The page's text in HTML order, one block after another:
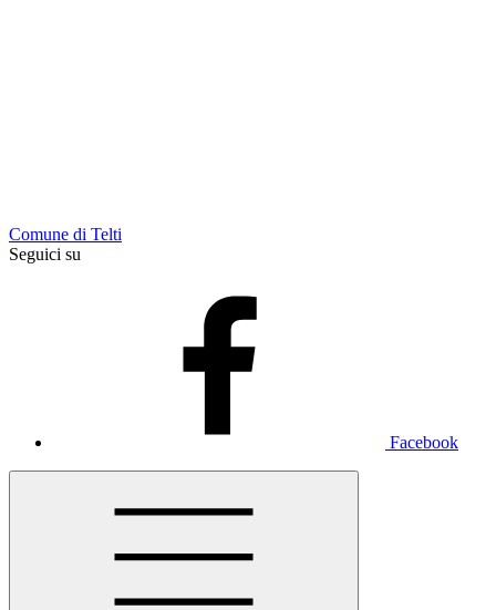
Comune di Telti
Seguici su
Facebook